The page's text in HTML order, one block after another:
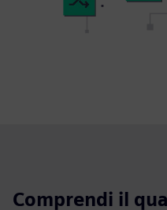
Comprendi il